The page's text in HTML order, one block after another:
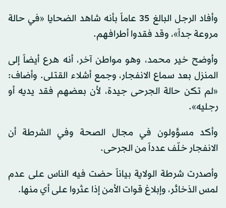
وأفاد الرجل البالغ 35 عاماً بأنه شاهد الضحايا «في حالة
مروعة جداً»، وقد فقدوا أطرافهم.
وأوضح خير محمد، وهو مواطن آخر، أنه هرع أيضاً إلى
المنزل بعد سماع الانفجار، وجمع أشلاء القتلى. وأضاف:
«لم تكن حالة الجرحى جيدة، لأن بعضهم فقد يديه أو
رجليه».
وأكد مسؤولون في مجال الصحة وفي الشرطة أن
الانفجار خلّف عدداً من الجرحى.
وأصدرت شرطة الولاية بياناً حضت فيه الناس على عدم
لمس الذخائر، وإبلاغ قوات الأمن إذا عثروا على أي منها.